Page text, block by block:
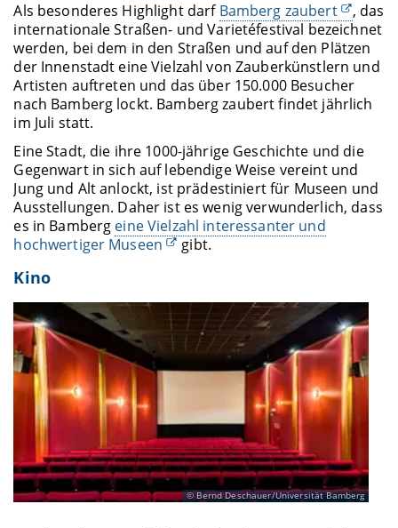
Als besonderes Highlight darf Bamberg zaubert
, das
internationale Straßen- und Varietéfestival bezeichnet
werden, bei dem in den Straßen und auf den Plätzen
der Innenstadt eine Vielzahl von Zauberkünstlern und
Artisten auftreten und das über 150.000 Besucher
nach Bamberg lockt. Bamberg zaubert findet jährlich
im Juli statt.
Eine Stadt, die ihre 1000-jährige Geschichte und die
Gegenwart in sich auf lebendige Weise vereint und
Jung und Alt anlockt, ist prädestiniert für Museen und
Ausstellungen. Daher ist es wenig verwunderlich, dass
es in Bamberg eine Vielzahl interessanter und
hochwertiger Museen
gibt.
Kino
Bernd Deschauer/Universität Bamberg